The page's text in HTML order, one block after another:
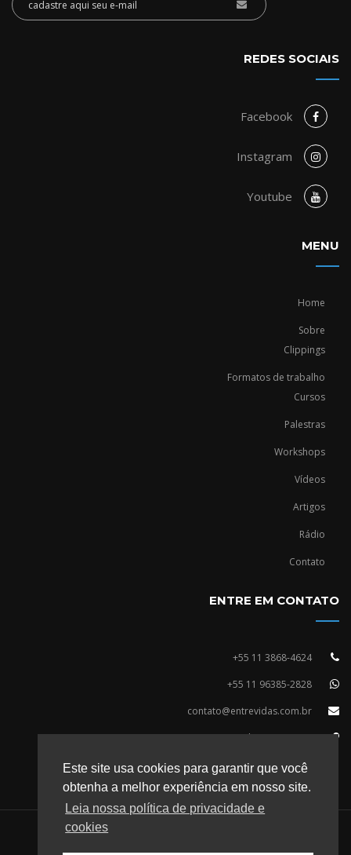
REDES SOCIAIS
Facebook
Instagram
Youtube
MENU
Home
Sobre
Clippings
Formatos de trabalho
Cursos
Palestras
Workshops
Vídeos
Artigos
Rádio
Contato
ENTRE EM CONTATO
+55 11 3868-4624
+55 11 96385-2828
contato@entrevidas.com.br
R. Vergueiro, 2253 - 14º Andar, Conj. 1409
CEP: 04101-100
Este site usa cookies para garantir que você
obtenha a melhor experiência em nosso site.
Leia nossa política de privacidade e
cookies